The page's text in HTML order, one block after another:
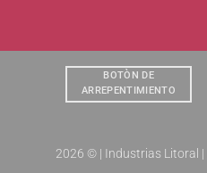
BOTÒN DE
ARREPENTIMIENTO
2026 © | Industrias Litoral |